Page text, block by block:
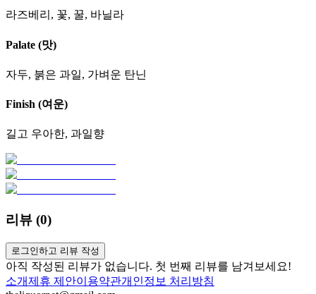
라즈베리, 꽃, 꿀, 바닐라
Palate (맛)
자두, 붉은 과일, 가벼운 탄닌
Finish (여운)
길고 우아한, 과일향
리뷰 (0)
로그인하고 리뷰 작성
아직 작성된 리뷰가 없습니다. 첫 번째 리뷰를 남겨보세요!
소개제휴 제안이용약관개인정보 처리방침